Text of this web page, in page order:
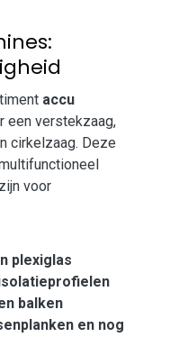
accu
een verstekzaag,
cirkelzaag. Deze
voor
plexiglas
balken
en nog